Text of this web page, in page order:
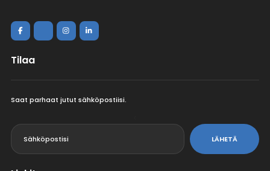
Tilaa
Saat parhaat jutut sähköpostiisi.
LÄHETÄ